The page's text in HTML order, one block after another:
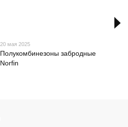
20 мая 2025
Полукомбинезоны забродные
Norfin